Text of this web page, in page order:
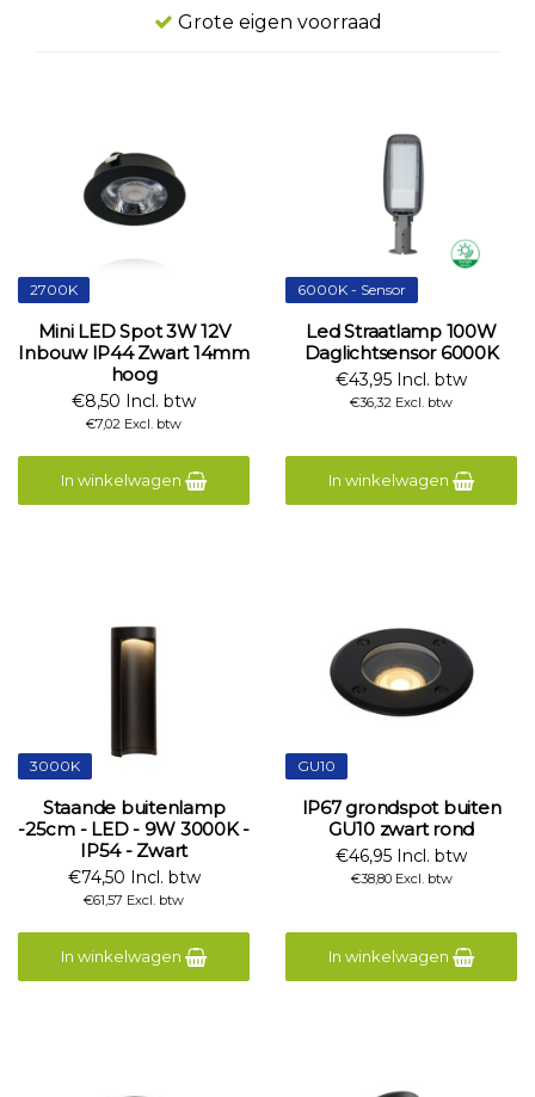
Grote eigen voorraad
2700K
Mini LED Spot 3W 12V
Inbouw IP44 Zwart 14mm
hoog
€8,50 Incl. btw
€7,02 Excl. btw
In winkelwagen
6000K - Sensor
Led Straatlamp 100W
Daglichtsensor 6000K
€43,95 Incl. btw
€36,32 Excl. btw
In winkelwagen
3000K
Staande buitenlamp
-25cm - LED - 9W 3000K -
IP54 - Zwart
€74,50 Incl. btw
€61,57 Excl. btw
In winkelwagen
GU10
IP67 grondspot buiten
GU10 zwart rond
€46,95 Incl. btw
€38,80 Excl. btw
In winkelwagen